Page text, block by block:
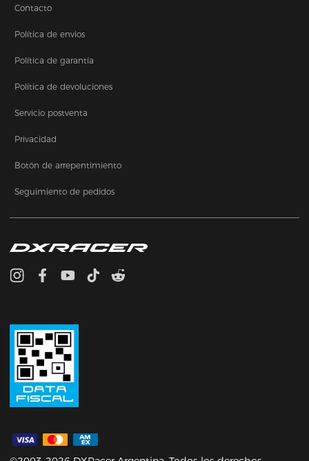
Contacto
Política de envios
Política de garantía
Política de devoluciones
Servicio postventa
Privacidad
Botón de arrepentimiento
Seguimiento de pedidos